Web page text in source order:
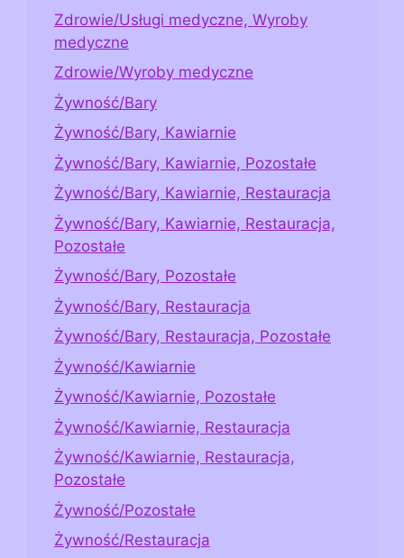
Zdrowie/Usługi medyczne, Wyroby
medyczne
Zdrowie/Wyroby medyczne
Żywność/Bary
Żywność/Bary, Kawiarnie
Żywność/Bary, Kawiarnie, Pozostałe
Żywność/Bary, Kawiarnie, Restauracja
Żywność/Bary, Kawiarnie, Restauracja,
Pozostałe
Żywność/Bary, Pozostałe
Żywność/Bary, Restauracja
Żywność/Bary, Restauracja, Pozostałe
Żywność/Kawiarnie
Żywność/Kawiarnie, Pozostałe
Żywność/Kawiarnie, Restauracja
Żywność/Kawiarnie, Restauracja,
Pozostałe
Żywność/Pozostałe
Żywność/Restauracja